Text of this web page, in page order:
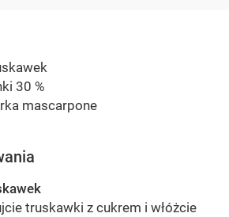
30 %
mascarpone
truskawki z cukrem i włóżcie